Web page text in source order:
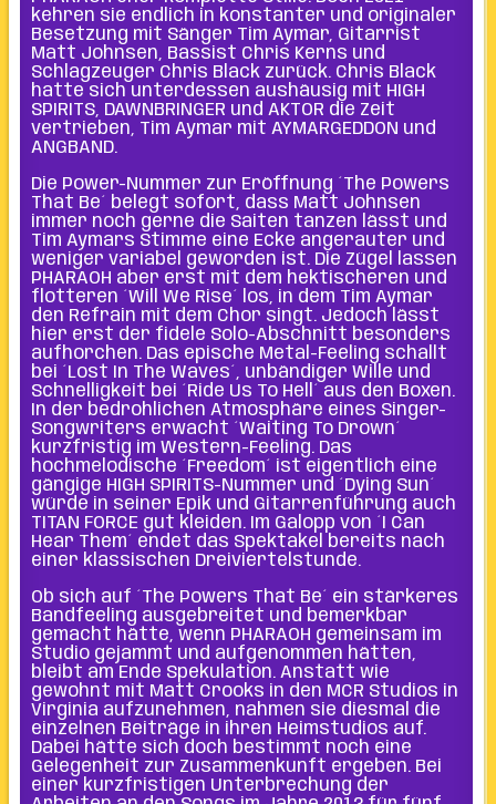
kehren sie endlich in konstanter und originaler
Besetzung mit Sänger Tim Aymar, Gitarrist
Matt Johnsen, Bassist Chris Kerns und
Schlagzeuger Chris Black zurück. Chris Black
hatte sich unterdessen aushäusig mit HIGH
SPIRITS, DAWNBRINGER und AKTOR die Zeit
vertrieben, Tim Aymar mit AYMARGEDDON und
ANGBAND.
Die Power-Nummer zur Eröffnung ´The Powers
That Be´ belegt sofort, dass Matt Johnsen
immer noch gerne die Saiten tanzen lässt und
Tim Aymars Stimme eine Ecke angerauter und
weniger variabel geworden ist. Die Zügel lassen
PHARAOH aber erst mit dem hektischeren und
flotteren ´Will We Rise´ los, in dem Tim Aymar
den Refrain mit dem Chor singt. Jedoch lässt
hier erst der fidele Solo-Abschnitt besonders
aufhorchen. Das epische Metal-Feeling schallt
bei ´Lost In The Waves´, unbändiger Wille und
Schnelligkeit bei ´Ride Us To Hell´ aus den Boxen.
In der bedrohlichen Atmosphäre eines Singer-
Songwriters erwacht ´Waiting To Drown´
kurzfristig im Western-Feeling. Das
hochmelodische ´Freedom´ ist eigentlich eine
gängige HIGH SPIRITS-Nummer und ´Dying Sun´
würde in seiner Epik und Gitarrenführung auch
TITAN FORCE gut kleiden. Im Galopp von ´I Can
Hear Them´ endet das Spektakel bereits nach
einer klassischen Dreiviertelstunde.
Ob sich auf ´The Powers That Be´ ein stärkeres
Bandfeeling ausgebreitet und bemerkbar
gemacht hätte, wenn PHARAOH gemeinsam im
Studio gejammt und aufgenommen hätten,
bleibt am Ende Spekulation. Anstatt wie
gewohnt mit Matt Crooks in den MCR Studios in
Virginia aufzunehmen, nahmen sie diesmal die
einzelnen Beiträge in ihren Heimstudios auf.
Dabei hätte sich doch bestimmt noch eine
Gelegenheit zur Zusammenkunft ergeben. Bei
einer kurzfristigen Unterbrechung der